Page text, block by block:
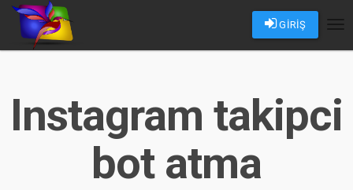
GİRİŞ
Instagram takipci
bot atma